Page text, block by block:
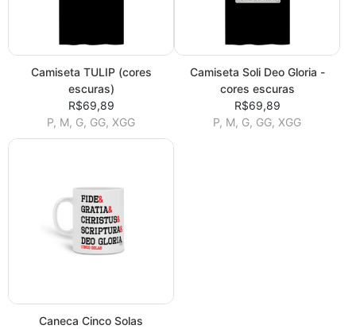
Camiseta TULIP (cores
escuras)
R$69,89
P, M, G, GG, XGG
Camiseta Soli Deo Gloria -
cores escuras
R$69,89
P, M, G, GG, XGG
Caneca Cinco Solas